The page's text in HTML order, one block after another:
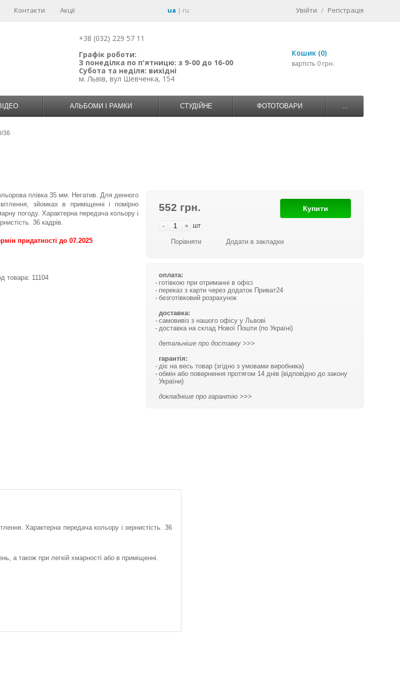
Контакти Акції ua | ru Увійти / Регістрація
+38 (032) 229 57 11
Графік роботи:
З понеділка по п'ятницю: з 9-00 до 16-00
Субота та неділя: вихідні
м. Львів, вул Шевченка, 154
Кошик (0)
вартість 0 грн.
АЛЬБОМИ І РАМКИ СТУДІЙНЕ ФОТОТОВАРИ ...
36
552 грн.
- + шт
Купити
Порівняти Додати в закладки
оплата:
готівкою при отриманні в офісі
переказ з карти через додаток Приват24
безготівковий розрахунок
доставка:
самовивіз з нашого офісу у Львові
доставка на склад Нової Пошти (по Україні)
детальніше про доставку >>>
гарантія:
діє на весь товар (згідно з умовами виробника)
обмін або повернення протягом 14 днів (відповідно до закону
України)
докладніше про гарантію >>>
плівка 35 мм. Негатив. Для денного
зйомках в приміщенні і помірно
погоду. Характерна передача кольору і
36 кадрів.
придатності до 07.2025
товара: 11104
Характерна передача кольору і зернистість. 36
а також при легкій хмарності або в приміщенні.